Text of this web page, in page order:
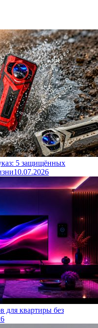
5 защищённых
10.07.2026
для квартиры без